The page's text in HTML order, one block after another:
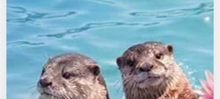
Квесты
Экскурсии
Спорт
События